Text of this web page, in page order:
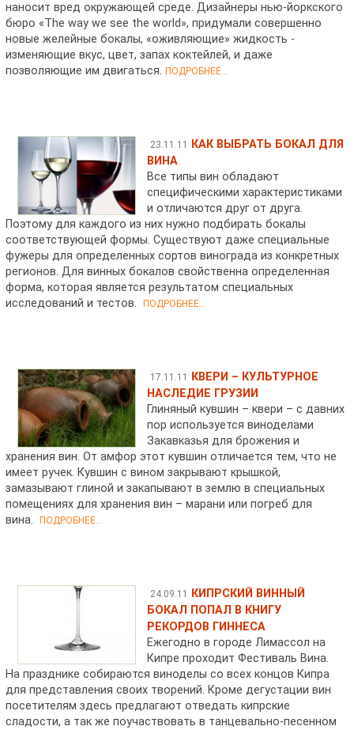
наносит вред окружающей среде. Дизайнеры нью-йоркского
бюро «The way we see the world», придумали совершенно
новые желейные бокалы, «оживляющие» жидкость -
изменяющие вкус, цвет, запах коктейлей, и даже
позволяющие им двигаться.ПОДРОБНЕЕ...
23.11.11
КАК ВЫБРАТЬ БОКАЛ ДЛЯ
ВИНА
Все типы вин обладают
специфическими характеристиками
и отличаются друг от друга.
Поэтому для каждого из них нужно подбирать бокалы
соответствующей формы. Существуют даже специальные
фужеры для определенных сортов винограда из конкретных
регионов. Для винных бокалов свойственна определенная
форма, которая является результатом специальных
исследований и тестов.ПОДРОБНЕЕ...
17.11.11
КВЕРИ – КУЛЬТУРНОЕ
НАСЛЕДИЕ ГРУЗИИ
Глиняный кувшин – квери – с давних
пор используется виноделами
Закавказья для брожения и
хранения вин. От амфор этот кувшин отличается тем, что не
имеет ручек. Кувшин с вином закрывают крышкой,
замазывают глиной и закапывают в землю в специальных
помещениях для хранения вин – марани или погреб для
вина.ПОДРОБНЕЕ...
24.09.11
КИПРСКИЙ ВИННЫЙ
БОКАЛ ПОПАЛ В КНИГУ
РЕКОРДОВ ГИННЕСА
Ежегодно в городе Лимассол на
Кипре проходит Фестиваль Вина.
На празднике собираются виноделы со всех концов Кипра
для представления своих творений. Кроме дегустации вин
посетителям здесь предлагают отведать кипрские
сладости, а так же поучаствовать в танцевально-песенном